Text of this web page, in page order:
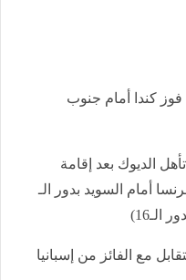
بعد فوز كندا أمام جنوب
الديوك بعد إقامة
أمام السويد بدور الـ
مع الفائز من إسبانيا